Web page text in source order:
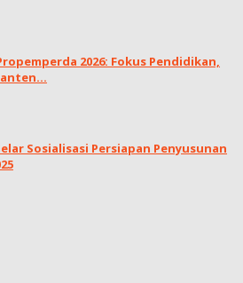
2026: Fokus Pendidikan,
Sosialisasi Persiapan Penyusunan